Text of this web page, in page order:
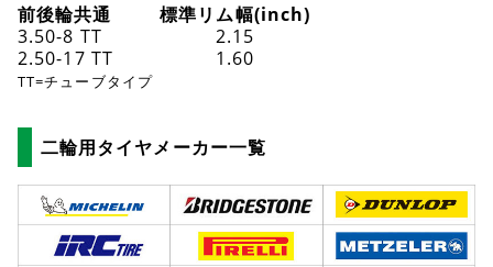
前後輪共通
3.50-8 TT
2.50-17 TT
標準リム幅(inch)
2.15
1.60
TT=チューブタイプ
二輪用タイヤメーカー一覧